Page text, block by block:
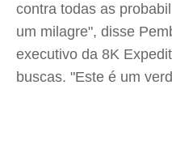
contra todas as
um milagre", disse
executivo da 8K
buscas. "Este é um